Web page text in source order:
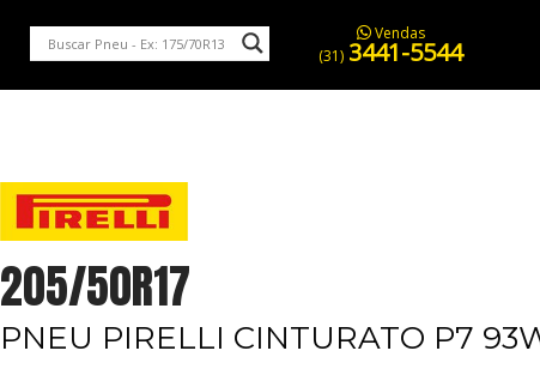
Vendas
(31) 3441-5544
205/50R17
PNEU PIRELLI CINTURATO P7